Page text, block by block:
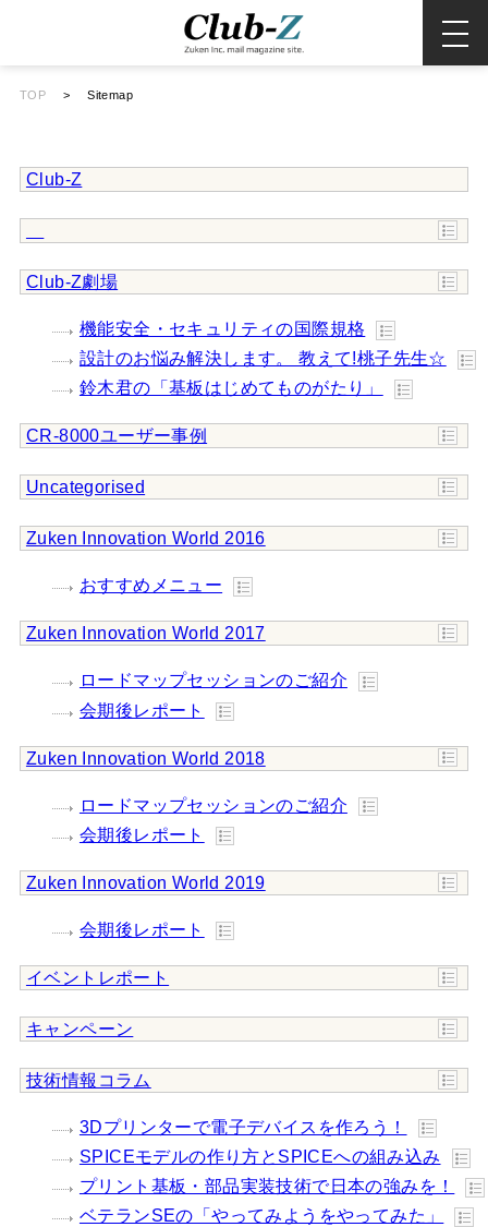
TOP > Sitemap
Club-Z
Club-Z劇場
機能安全・セキュリティの国際規格
設計のお悩み解決します。 教えて!桃子先生☆
鈴木君の「基板はじめてものがたり」
CR-8000ユーザー事例
Uncategorised
Zuken Innovation World 2016
おすすめメニュー
Zuken Innovation World 2017
ロードマップセッションのご紹介
会期後レポート
Zuken Innovation World 2018
ロードマップセッションのご紹介
会期後レポート
Zuken Innovation World 2019
会期後レポート
イベントレポート
キャンペーン
技術情報コラム
3Dプリンターで電子デバイスを作ろう！
SPICEモデルの作り方とSPICEへの組み込み
プリント基板・部品実装技術で日本の強みを！
ベテランSEの「やってみようをやってみた」